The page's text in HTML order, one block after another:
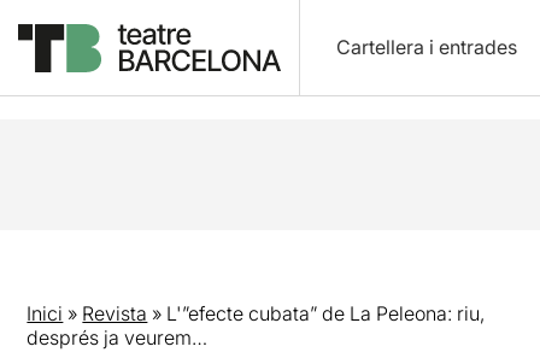
Cartellera i entrades
Inici » Revista » L'”efecte cubata” de La Peleona: riu,
després ja veurem…